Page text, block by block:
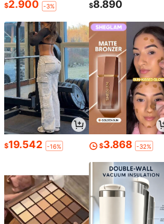
$2.900 -3% $8.890
$19.542 -16% $3.868 -32%